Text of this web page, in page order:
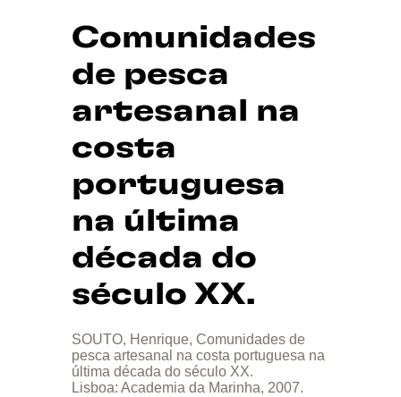
Comunidades
de pesca
artesanal na
costa
portuguesa
na última
década do
século XX.
SOUTO, Henrique, Comunidades de
pesca artesanal na costa portuguesa na
última década do século XX.
Lisboa: Academia da Marinha, 2007.